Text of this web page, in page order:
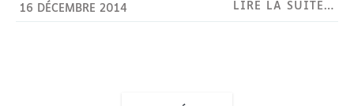
16 DÉCEMBRE 2014 LIRE LA SUITE…